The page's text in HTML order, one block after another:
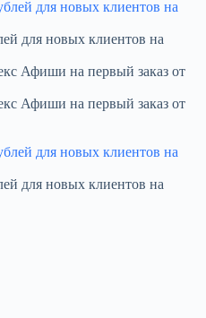
для новых клиентов на
Афиши на первый заказ от
Афиши на первый заказ от
для новых клиентов на